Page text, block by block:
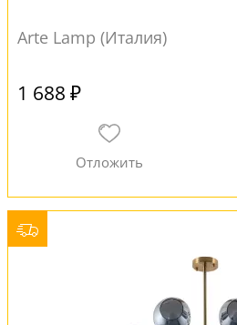
Arte Lamp (Италия)
1 688 ₽